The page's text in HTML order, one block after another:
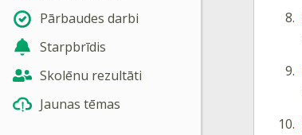
Pārbaudes darbi
Starpbrīdis
Skolēnu rezultāti
Jaunas tēmas
8.
9.
10.